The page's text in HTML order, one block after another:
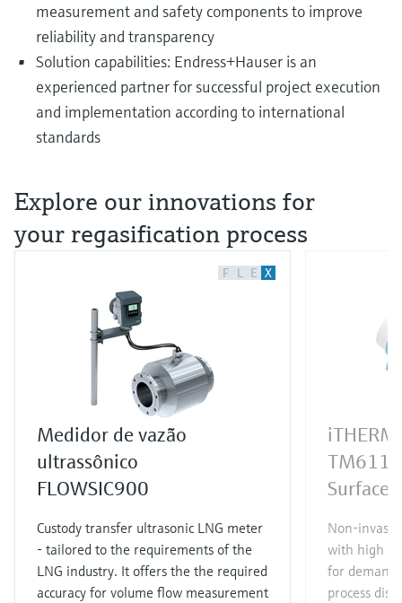
measurement and safety components to improve
reliability and transparency
Solution capabilities: Endress+Hauser is an
experienced partner for successful project execution
and implementation according to international
standards
Explore our innovations for
your regasification process
F L E X
Medidor de vazão
ultrassônico
FLOWSIC900
Custody transfer ultrasonic LNG meter
- tailored to the requirements of the
LNG industry. It offers the the required
accuracy for volume flow measurement
TM611
Surface
Non-
with high
for
process